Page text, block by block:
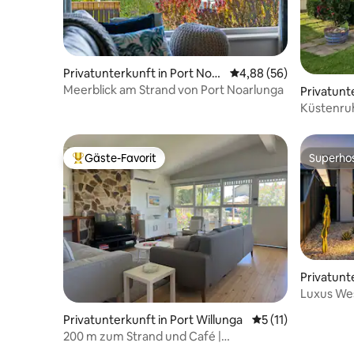
Privatunterkunft in Port Noar
lunga
Durchschnittliche
4,88 (56)
Meerblick am Strand von Port Noarlunga
ach
Beliebter Gäste-Favorit.
Gäste-Favorit
Privatunterkunft in Port Willunga Durchschnittliche
5 (11)
200 m zum Strand und Café |
Luxus